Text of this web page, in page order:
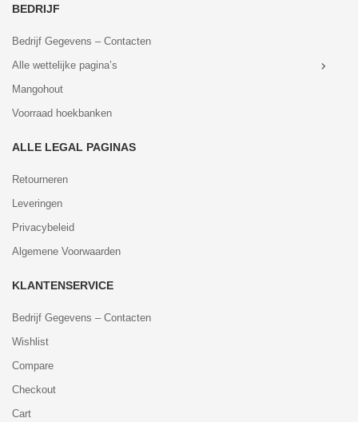
BEDRIJF
Bedrijf Gegevens – Contacten
Alle wettelijke pagina’s
Mangohout
Voorraad hoekbanken
ALLE LEGAL PAGINAS
Retourneren
Leveringen
Privacybeleid
Algemene Voorwaarden
KLANTENSERVICE
Bedrijf Gegevens – Contacten
Wishlist
Compare
Checkout
Cart